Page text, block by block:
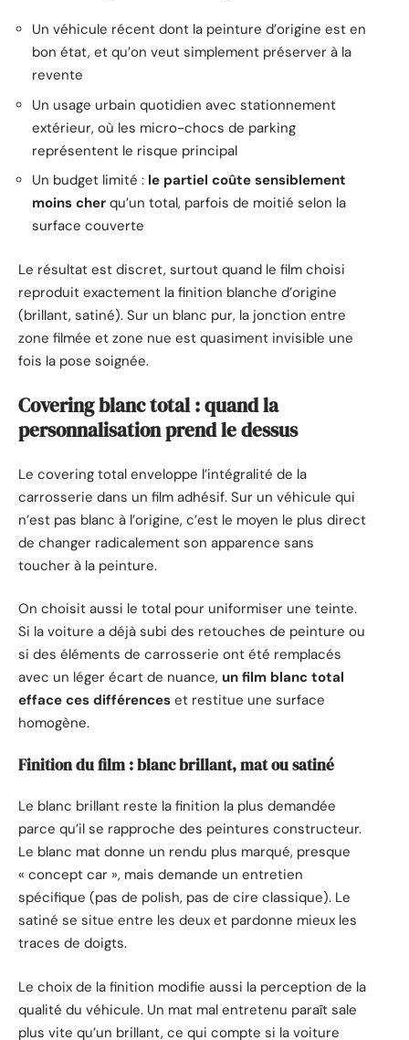
Un véhicule récent dont la peinture d’origine est en
bon état, et qu’on veut simplement préserver à la
revente
Un usage urbain quotidien avec stationnement
extérieur, où les micro-chocs de parking
représentent le risque principal
Un budget limité : le partiel coûte sensiblement
moins cher qu’un total, parfois de moitié selon la
surface couverte
Le résultat est discret, surtout quand le film choisi
reproduit exactement la finition blanche d’origine
(brillant, satiné). Sur un blanc pur, la jonction entre
zone filmée et zone nue est quasiment invisible une
fois la pose soignée.
Covering blanc total : quand la
personnalisation prend le dessus
Le covering total enveloppe l’intégralité de la
carrosserie dans un film adhésif. Sur un véhicule qui
n’est pas blanc à l’origine, c’est le moyen le plus direct
de changer radicalement son apparence sans
toucher à la peinture.
On choisit aussi le total pour uniformiser une teinte.
Si la voiture a déjà subi des retouches de peinture ou
si des éléments de carrosserie ont été remplacés
avec un léger écart de nuance, un film blanc total
efface ces différences et restitue une surface
homogène.
Finition du film : blanc brillant, mat ou satiné
Le blanc brillant reste la finition la plus demandée
parce qu’il se rapproche des peintures constructeur.
Le blanc mat donne un rendu plus marqué, presque
« concept car », mais demande un entretien
spécifique (pas de polish, pas de cire classique). Le
satiné se situe entre les deux et pardonne mieux les
traces de doigts.
Le choix de la finition modifie aussi la perception de la
qualité du véhicule. Un mat mal entretenu paraît sale
plus vite qu’un brillant, ce qui compte si la voiture